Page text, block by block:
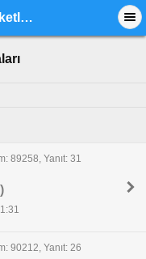
Beğen-Paylaş-Etiketle Kampanyaları
89258, Yanıt: 31
90212, Yanıt: 26